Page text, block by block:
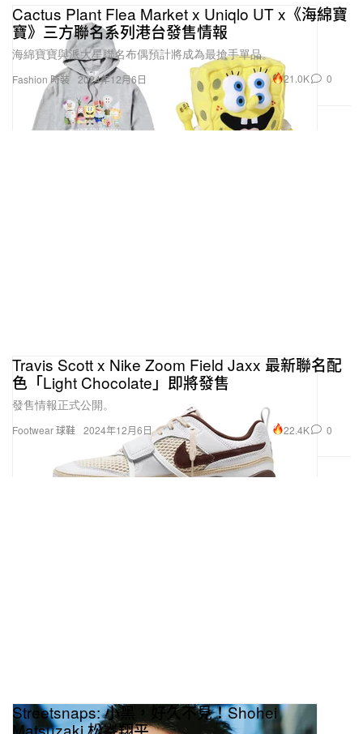
Fashion 時裝
Cactus Plant Flea Market x Uniqlo UT x《海綿寶
寶》三方聯名系列港台發售情報
海綿寶寶與派大星聯名布偶預計將成為最搶手單品。
2024年12月6日 21.0K 0
Footwear 球鞋
Travis Scott x Nike Zoom Field Jaxx 最新聯名配
色「Light Chocolate」即將發售
發售情報正式公開。
2024年12月6日 22.4K 0
Streetsnaps: 小黑，好久不見！Shohei
Matsuzaki 松㟢翔平